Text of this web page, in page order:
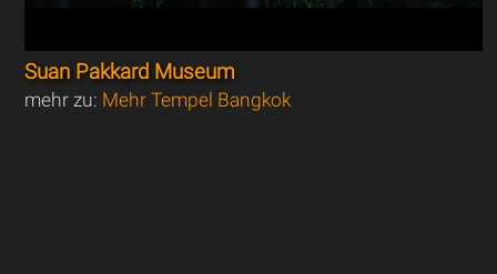
Suan Pakkard Museum
mehr zu: Mehr Tempel Bangkok